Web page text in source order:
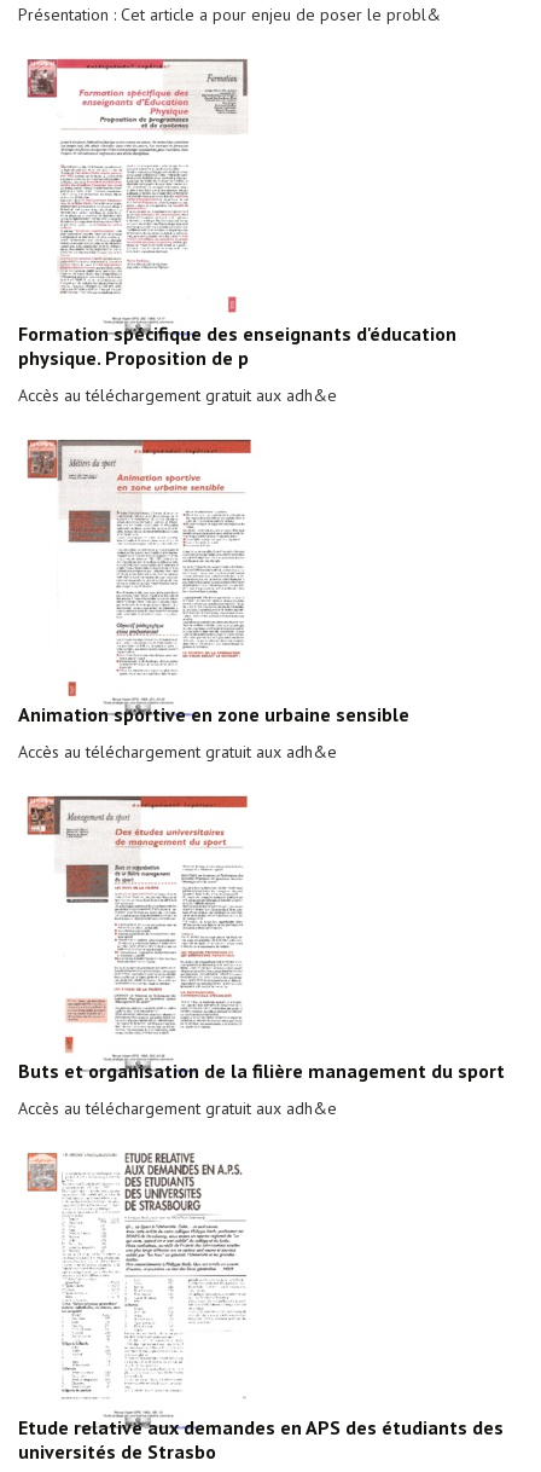
Présentation : Cet article a pour enjeu de poser le probl&
Formation spécifique des enseignants d'éducation
physique. Proposition de p
Accès au téléchargement gratuit aux adh&e
Animation sportive en zone urbaine sensible
Accès au téléchargement gratuit aux adh&e
Buts et organisation de la filière management du sport
Accès au téléchargement gratuit aux adh&e
Etude relative aux demandes en APS des étudiants des
universités de Strasbo